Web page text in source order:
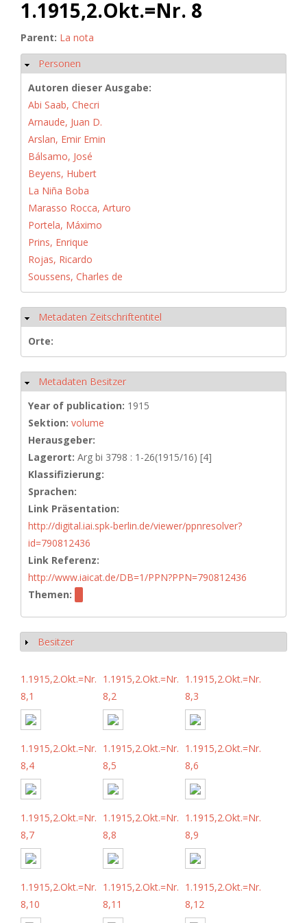
1.1915,2.Okt.=Nr. 8
Parent: La nota
Hide
Personen
Autoren dieser Ausgabe:
Abi Saab, Checri
Arnaude, Juan D.
Arslan, Emir Emin
Bálsamo, José
Beyens, Hubert
La Niña Boba
Marasso Rocca, Arturo
Portela, Máximo
Prins, Enrique
Rojas, Ricardo
Soussens, Charles de
Hide
Metadaten Zeitschriftentitel
Orte:
Hide
Metadaten Besitzer
Year of publication: 1915
Sektion: volume
Herausgeber:
Lagerort: Arg bi 3798 : 1-26(1915/16) [4]
Klassifizierung:
Sprachen:
Link Präsentation:
http://digital.iai.spk-berlin.de/viewer/ppnresolver?
id=790812436
Link Referenz:
http://www.iaicat.de/DB=1/PPN?PPN=790812436
Themen:
Show
Besitzer
1.1915,2.Okt.=Nr.
8,1
1.1915,2.Okt.=Nr.
8,2
1.1915,2.Okt.=Nr.
8,3
1.1915,2.Okt.=Nr.
8,4
1.1915,2.Okt.=Nr.
8,5
1.1915,2.Okt.=Nr.
8,6
1.1915,2.Okt.=Nr.
8,7
1.1915,2.Okt.=Nr.
8,8
1.1915,2.Okt.=Nr.
8,9
1.1915,2.Okt.=Nr.
8,10
1.1915,2.Okt.=Nr.
8,11
1.1915,2.Okt.=Nr.
8,12